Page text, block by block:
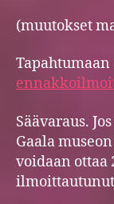
(muutokset
Tapahtumaan
Säävaraus.
Gaala
voidaan ottaa